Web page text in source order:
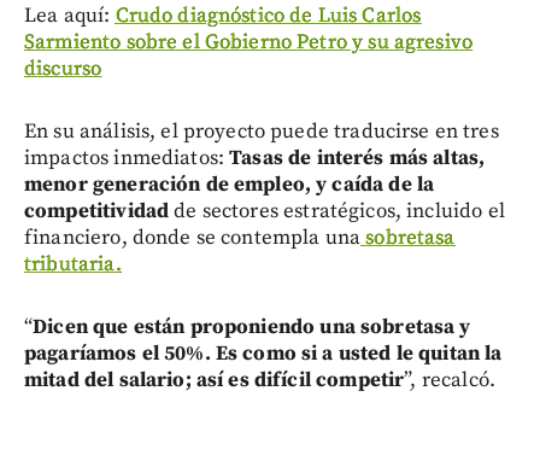
Lea aquí: Crudo diagnóstico de Luis Carlos
Sarmiento sobre el Gobierno Petro y su agresivo
discurso
En su análisis, el proyecto puede traducirse en tres
impactos inmediatos:Tasas de interés más altas,
menor generación de empleo, y caída de la
competitividadde sectores estratégicos, incluido el
financiero, donde se contempla unasobretasa
tributaria.
“Dicen que están proponiendo una sobretasa y
pagaríamos el 50%. Es como si a usted le quitan la
mitad del salario; así es difícil competir”, recalcó.